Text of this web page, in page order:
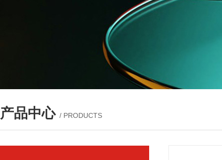
产品中心 / PRODUCTS